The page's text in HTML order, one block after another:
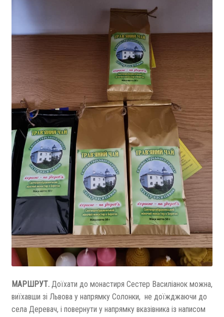
МАРШРУТ.Доїхати до монастиря Сестер Василіанок можна,
виїхавши зі Львова у напрямку Солонки, не доїжджаючи до
села Деревач, і повернути у напрямку вказівника із написом